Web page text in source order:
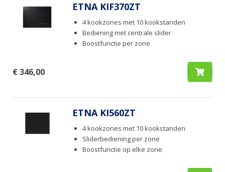
ETNA KIF370ZT
4 kookzones met 10 kookstanden
Bediening met centrale slider
Boostfunctie per zone
€ 346,00
ETNA KI560ZT
4 kookzones met 10 kookstanden
Sliderbediening per zone
Boostfunctie op elke zone